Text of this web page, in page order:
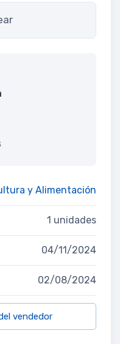
y Alimentación
1 unidades
04/11/2024
02/08/2024
vendedor